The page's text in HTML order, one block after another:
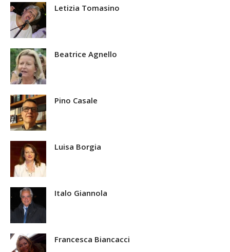
Letizia Tomasino
Beatrice Agnello
Pino Casale
Luisa Borgia
Italo Giannola
Francesca Biancacci